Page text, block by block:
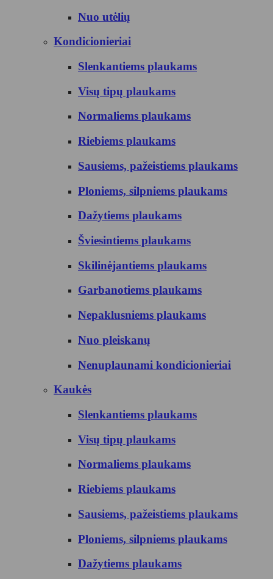
Nuo utėlių
Kondicionieriai
Slenkantiems plaukams
Visų tipų plaukams
Normaliems plaukams
Riebiems plaukams
Sausiems, pažeistiems plaukams
Ploniems, silpniems plaukams
Dažytiems plaukams
Šviesintiems plaukams
Skilinėjantiems plaukams
Garbanotiems plaukams
Nepaklusniems plaukams
Nuo pleiskanų
Nenuplaunami kondicionieriai
Kaukės
Slenkantiems plaukams
Visų tipų plaukams
Normaliems plaukams
Riebiems plaukams
Sausiems, pažeistiems plaukams
Ploniems, silpniems plaukams
Dažytiems plaukams